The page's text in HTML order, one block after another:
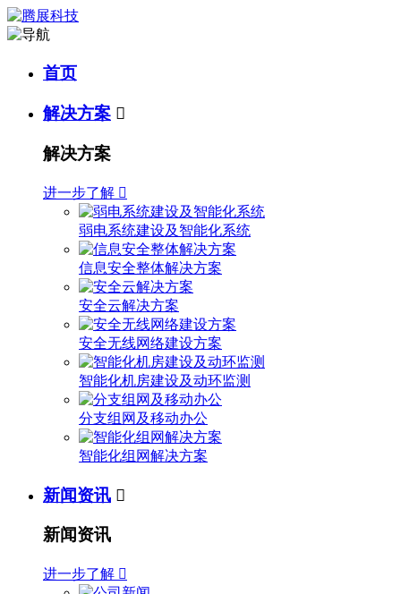
首页
解决方案 
解决方案
进一步了解 
弱电系统建设及智能化系统
信息安全整体解决方案
安全云解决方案
安全无线网络建设方案
智能化机房建设及动环监测
分支组网及移动办公
智能化组网解决方案
新闻资讯 
新闻资讯
进一步了解 